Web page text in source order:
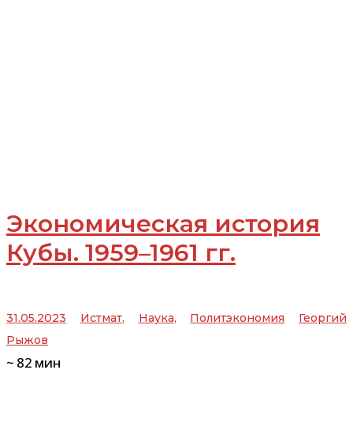
Экономическая история
Кубы. 1959–1961 гг.
31.05.2023 Истмат, Наука, Политэкономия
Георгий
Рыжов
~ 82 мин